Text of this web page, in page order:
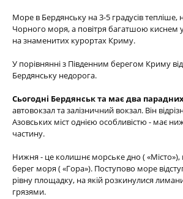
Море в Бердянську на 3-5 градусів тепліше,
Чорного моря, а повітря багатшою киснем
на знаменитих курортах Криму.
У порівнянні з Південним берегом Криму
Бердянську недорога.
Сьогодні Бердянськ та має два парадних
автовокзал та залізничний вокзал. Він
Азовських міст однією особливістю - має
частину.
Нижня - це колишнє морське дно ( «Місто»),
берег моря ( «Гора»). Поступово море
рівну площадку, на якій розкинулися
грязями.